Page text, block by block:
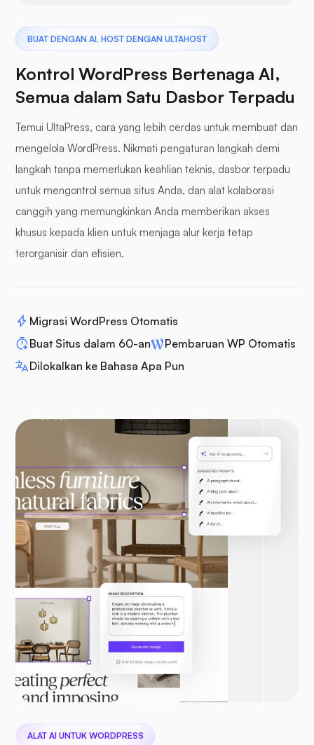
BUAT DENGAN AI, HOST DENGAN ULTAHOST
Kontrol WordPress Bertenaga AI,
Semua dalam Satu Dasbor Terpadu
Temui UltaPress, cara yang lebih cerdas untuk membuat dan
mengelola WordPress. Nikmati pengaturan langkah demi
langkah tanpa memerlukan keahlian teknis, dasbor terpadu
untuk mengontrol semua situs Anda, dan alat kolaborasi
canggih yang memungkinkan Anda memberikan akses
khusus kepada klien untuk menjaga alur kerja tetap
terorganisir dan efisien.
Migrasi WordPress Otomatis
Buat Situs dalam 60-an
Pembaruan WP Otomatis
Dilokalkan ke Bahasa Apa Pun
ALAT AI UNTUK WORDPRESS